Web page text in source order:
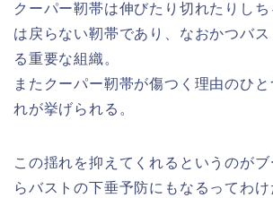
クーパー靭帯は伸びたり切れたりし
は戻らない靭帯であり、なおかつバス
る重要な組織。
またクーパー靭帯が傷つく理由のひ
れが挙げられる。
この揺れを抑えてくれるというのが
らバストの下垂予防にもなるってわけ